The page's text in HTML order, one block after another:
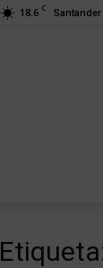
18.6 C Santander